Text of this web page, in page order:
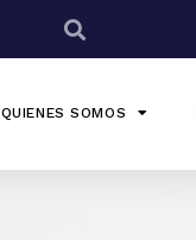
QUIENES SOMOS